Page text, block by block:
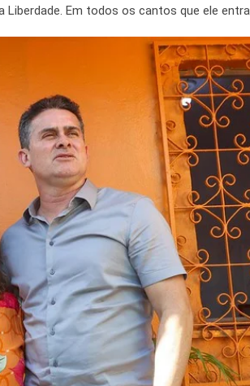
Em todos os cantos que ele